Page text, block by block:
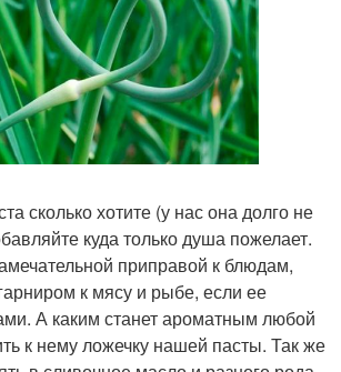
сколько хотите (у нас она долго не
куда только душа пожелает.
приправой к блюдам,
к мясу и рыбе, если ее
А каким станет ароматным любой
к нему ложечку нашей пасты. Так же